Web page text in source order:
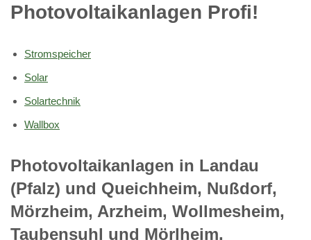
Photovoltaikanlagen Profi!
Stromspeicher
Solar
Solartechnik
Wallbox
Photovoltaikanlagen in Landau
(Pfalz) und Queichheim, Nußdorf,
Mörzheim, Arzheim, Wollmesheim,
Taubensuhl und Mörlheim,